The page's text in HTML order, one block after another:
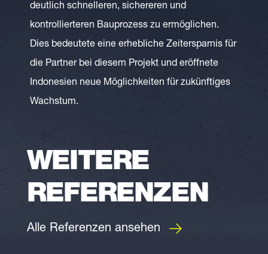
deutlich schnelleren, sichereren und
kontrollierteren Bauprozess zu ermöglichen.
Dies bedeutete eine erhebliche Zeitersparnis für
die Partner bei diesem Projekt und eröffnete
Indonesien neue Möglichkeiten für zukünftiges
Wachstum.
WEITERE
REFERENZEN
Alle Referenzen ansehen